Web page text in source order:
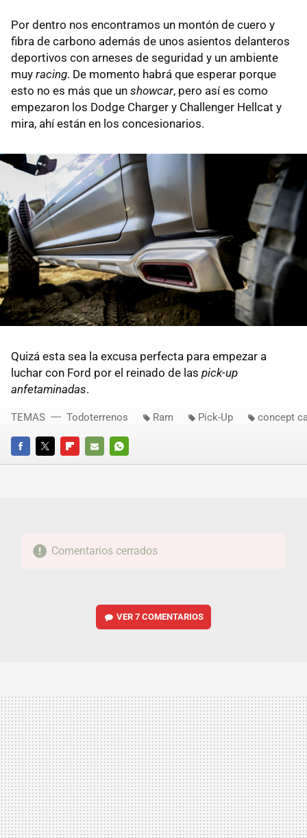
Por dentro nos encontramos un montón de cuero y
fibra de carbono además de unos asientos delanteros
deportivos con arneses de seguridad y un ambiente
muy racing. De momento habrá que esperar porque
esto no es más que un showcar, pero así es como
empezaron los Dodge Charger y Challenger Hellcat y
mira, ahí están en los concesionarios.
Quizá esta sea la excusa perfecta para empezar a
luchar con Ford por el reinado de las pick-up
anfetaminadas.
FACEBOOKTWITTERFLIPBOARD
E-
WHATSAPP
TEMAS Todoterrenos Ram Pick-Up concept
Comentarios cerrados
VER7 COMENTARIOS